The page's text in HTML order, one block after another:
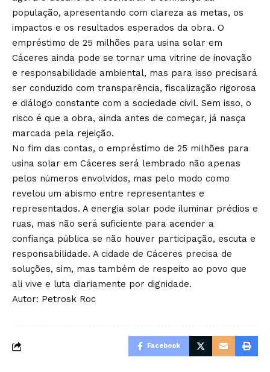
população, apresentando com clareza as metas, os
impactos e os resultados esperados da obra. O
empréstimo de 25 milhões para usina solar em
Cáceres ainda pode se tornar uma vitrine de inovação
e responsabilidade ambiental, mas para isso precisará
ser conduzido com transparência, fiscalização rigorosa
e diálogo constante com a sociedade civil. Sem isso, o
risco é que a obra, ainda antes de começar, já nasça
marcada pela rejeição.
No fim das contas, o empréstimo de 25 milhões para
usina solar em Cáceres será lembrado não apenas
pelos números envolvidos, mas pelo modo como
revelou um abismo entre representantes e
representados. A energia solar pode iluminar prédios e
ruas, mas não será suficiente para acender a
confiança pública se não houver participação, escuta e
responsabilidade. A cidade de Cáceres precisa de
soluções, sim, mas também de respeito ao povo que
ali vive e luta diariamente por dignidade.
Autor: Petrosk Roc
Facebook